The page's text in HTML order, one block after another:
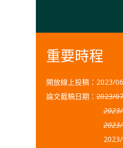
重要時程
開放線上投稿：2023/
論文截稿日期：2023/